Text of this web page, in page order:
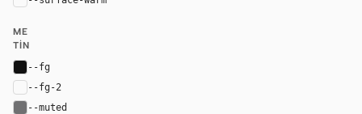
ME
TIN
--fg
--fg-2
--muted